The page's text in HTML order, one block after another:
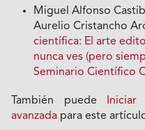
Miguel Alfonso
Aurelio Cristancho
científica: El arte
nunca ves (pero
Seminario Científico
También puede
avanzada para este